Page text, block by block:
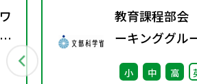
教育課程部
ーキンググル
回） 配付資
小 中 高